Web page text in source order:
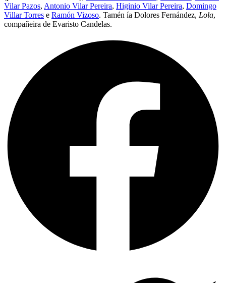
Vilar Pazos, Antonio Vilar Pereira, Higinio Vilar Pereira, Domingo
Villar Torres e Ramón Vizoso. Tamén ía Dolores Fernández, Lola,
compañeira de Evaristo Candelas.